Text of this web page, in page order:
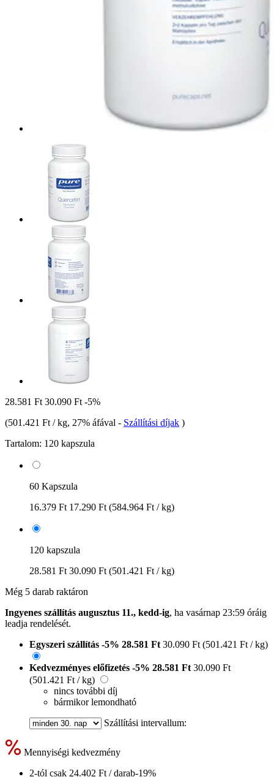
28.581 Ft 30.090 Ft -5%
(501.421 Ft / kg, 27% áfával - Szállítási díjak )
Tartalom: 120 kapszula
60 Kapszula
16.379 Ft 17.290 Ft (584.964 Ft / kg)
120 kapszula
28.581 Ft 30.090 Ft (501.421 Ft / kg)
Még 5 darab raktáron
Ingyenes szállítás augusztus 11., kedd-ig, ha vasárnap 23:59 óráig
leadja rendelését.
Egyszeri szállítás -5% 28.581 Ft 30.090 Ft (501.421 Ft / kg)
Kedvezményes előfizetés -5% 28.581 Ft 30.090 Ft
(501.421 Ft / kg)
nincs további díj
bármikor lemondható
Szállítási intervallum:
Mennyiségi kedvezmény
2-tól csak 24.402 Ft / darab-19%